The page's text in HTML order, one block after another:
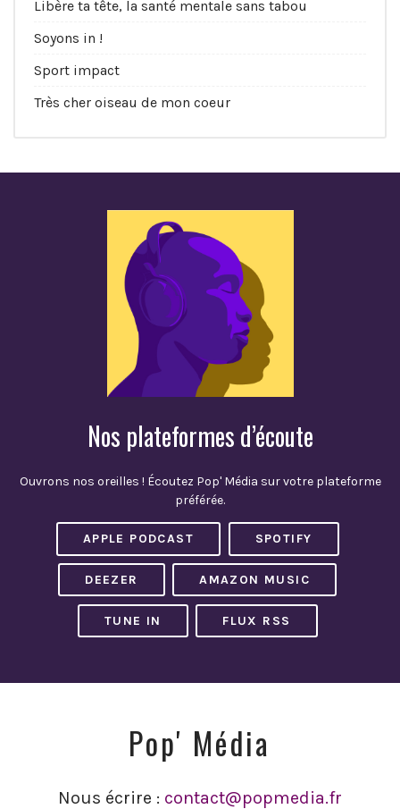
Libère ta tête, la santé mentale sans tabou
Soyons in !
Sport impact
Très cher oiseau de mon coeur
Nos plateformes d’écoute
Ouvrons nos oreilles ! Écoutez Pop' Média sur votre plateforme
préférée.
APPLE PODCAST SPOTIFY
DEEZER AMAZON MUSIC
TUNE IN FLUX RSS
Pop' Média
Nous écrire : contact@popmedia.fr